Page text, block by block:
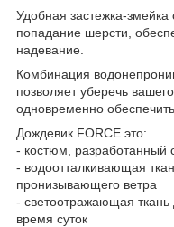
Удобная застежка-
попадание шерсти,
надевание.
Комбинация
позволяет уберечь
одновременно
Дождевик FORCE это:
- костюм, разработанный
- водоотталкивающая
пронизывающего ветра
- светоотражающая ткань
время суток